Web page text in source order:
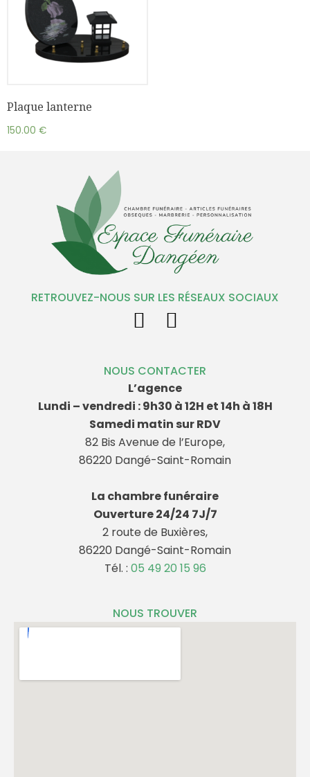
Plaque lanterne
150.00 €
RETROUVEZ-NOUS SUR LES RÉSEAUX SOCIAUX
NOUS CONTACTER
L’agence
Lundi – vendredi : 9h30 à 12H et 14h à 18H
Samedi matin sur RDV
82 Bis Avenue de l’Europe,
86220 Dangé-Saint-Romain
La chambre funéraire
Ouverture 24/24 7J/7
2 route de Buxières,
86220 Dangé-Saint-Romain
Tél. : 05 49 20 15 96
NOUS TROUVER